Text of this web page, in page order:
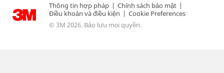
Thông tin hợp pháp | Chính sách bảo mật |
Điều khoản và điều kiện | Cookie Preferences
© 3M 2026. Bảo lưu mọi quyền.